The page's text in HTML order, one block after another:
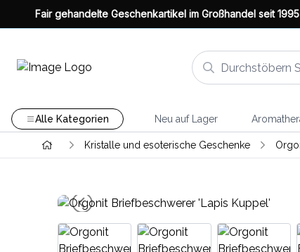
Fair gehandelte Geschenkartikel im Großhandel seit 1995
Alle Kategorien Neu auf Lager
Kristalle und esoterische Geschenke